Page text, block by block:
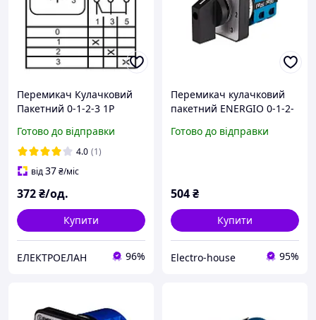
Перемикач Кулачковий
Пакетний 0-1-2-3 1P
Готово до відправки
4.0 (1)
від37₴/міс
372₴/од.
Купити
ЕЛЕКТРОЕЛАН 96%
Перемикач кулачковий
пакетний ENERGIO 0-1-2-
Готово до відправки
504₴
Купити
Electro-house 95%